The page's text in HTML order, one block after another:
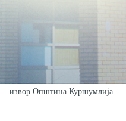
извор Општина Куршумлија